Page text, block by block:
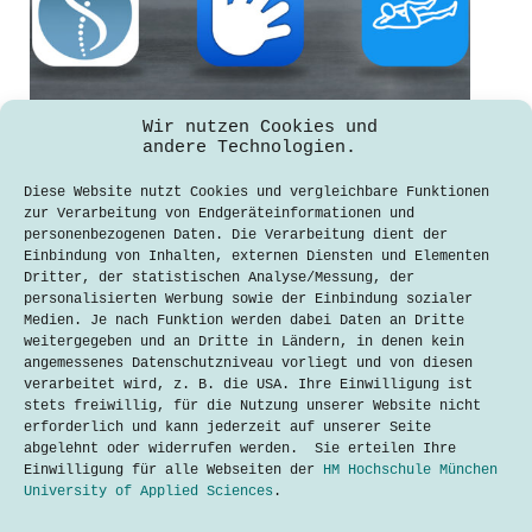
Wir nutzen Cookies und
andere Technologien.
Diese Website nutzt Cookies und vergleichbare Funktionen
zur Verarbeitung von Endgeräteinformationen und
personenbezogenen Daten. Die Verarbeitung dient der
Einbindung von Inhalten, externen Diensten und Elementen
Dritter, der statistischen Analyse/Messung, der
personalisierten Werbung sowie der Einbindung sozialer
Medien. Je nach Funktion werden dabei Daten an Dritte
weitergegeben und an Dritte in Ländern, in denen kein
angemessenes Datenschutzniveau vorliegt und von diesen
verarbeitet wird, z. B. die USA. Ihre Einwilligung ist
stets freiwillig, für die Nutzung unserer Website nicht
erforderlich und kann jederzeit auf unserer Seite
abgelehnt oder widerrufen werden. Sie erteilen Ihre
Einwilligung für alle Webseiten der HM Hochschule München
University of Applied Sciences .
Apps gegen Rückenschmerzen im Test
Katharina Brändle
9. Juni 2020
Deutschland hat Rücken. Jeder dritte
Erwachsene leidet oft oder ständig an
Rückenschmerzen. Schuld daran ist vor
allem: das Sitzen. Ohne viel Aufwand
kann jeder selbst etwas dagegen tun,
denn geeignete Übungen lindern das
Leid. Apps helfen dabei. Die
TechTalkers haben…
LesenApps
gegen